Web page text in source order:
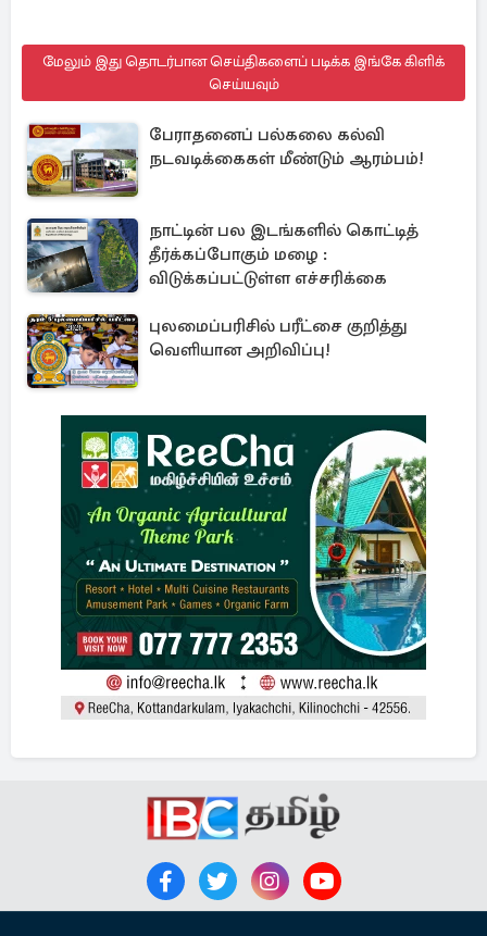
மேலும் இது தொடர்பான செய்திகளைப் படிக்க இங்கே கிளிக்
செய்யவும்
பேராதனைப் பல்கலை கல்வி
நடவடிக்கைகள் மீண்டும் ஆரம்பம்!
நாட்டின் பல இடங்களில் கொட்டித்
தீர்க்கப்போகும் மழை :
விடுக்கப்பட்டுள்ள எச்சரிக்கை
புலமைப்பரிசில் பரீட்சை குறித்து
வெளியான அறிவிப்பு!